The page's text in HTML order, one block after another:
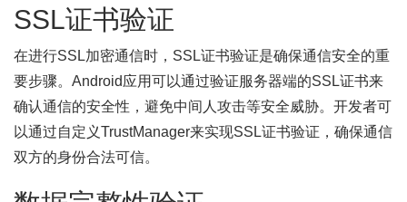
SSL证书验证
在进行SSL加密通信时，SSL证书验证是确保通信安全的重
要步骤。Android应用可以通过验证服务器端的SSL证书来
确认通信的安全性，避免中间人攻击等安全威胁。开发者可
以通过自定义TrustManager来实现SSL证书验证，确保通信
双方的身份合法可信。